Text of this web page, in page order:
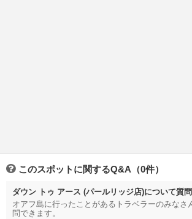
このスポットに関するQ&A（0件）
ダウン トゥ アース (パールリッジ店)について質
オアフ島に行ったことがあるトラベラーのみなさ
問できます。